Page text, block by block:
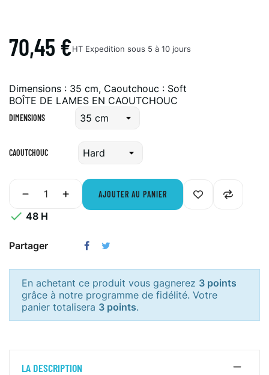
70,45 €HT Expedition sous 5 à 10 jours
Dimensions : 35 cm, Caoutchouc : Soft
BOÎTE DE LAMES EN CAOUTCHOUC
DIMENSIONS
CAOUTCHOUC
AJOUTER AU PANIER
 48 H
Partager
En achetant ce produit vous gagnerez 3 points
grâce à notre programme de fidélité. Votre
panier totalisera 3 points.
LA DESCRIPTION